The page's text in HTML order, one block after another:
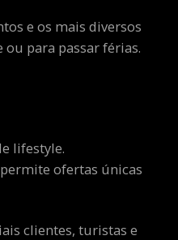
e os mais diversos
para passar férias.
lifestyle.
ofertas únicas
clientes, turistas e